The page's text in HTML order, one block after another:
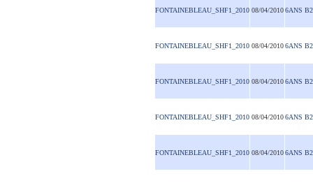
FONTAINEBLEAU_SHF1_2010 08/04/2010 6ANS B2
FONTAINEBLEAU_SHF1_2010 08/04/2010 6ANS B2
FONTAINEBLEAU_SHF1_2010 08/04/2010 6ANS B2
FONTAINEBLEAU_SHF1_2010 08/04/2010 6ANS B2
FONTAINEBLEAU_SHF1_2010 08/04/2010 6ANS B2